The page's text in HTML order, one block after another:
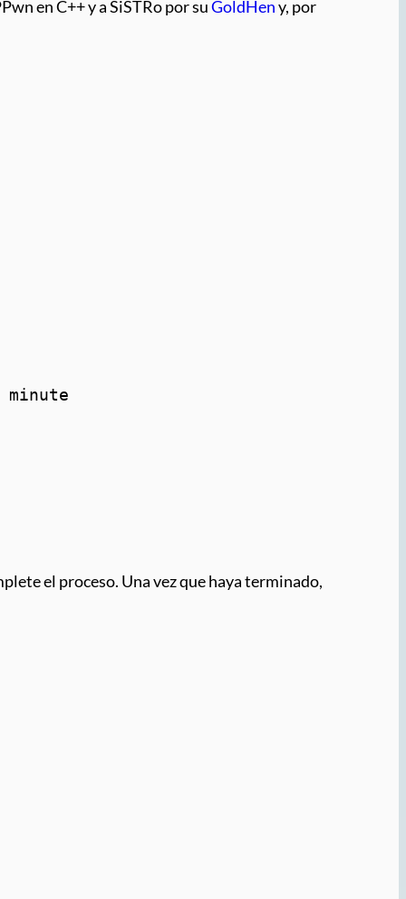
en C++ y a SiSTRo por suGoldHeny, por
minute
el proceso. Una vez que haya terminado,